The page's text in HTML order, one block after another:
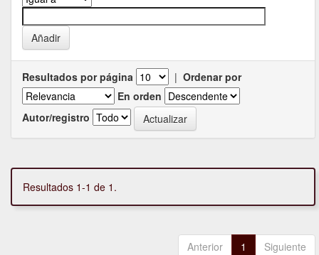
Resultados por página | Ordenar por
En orden
Autor/registro
Resultados 1-1 de 1.
Anterior 1 Siguiente